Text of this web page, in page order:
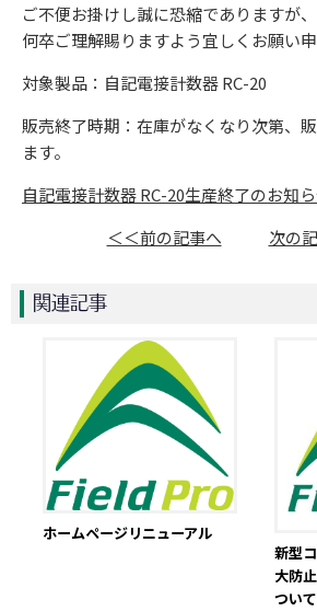
ご不便お掛けし誠に恐縮でありますが
何卒ご理解賜りますよう宜しくお願い申
対象製品：自記電接計数器 RC-20
販売終了時期：在庫がなくなり次第、
ます。
自記電接計数器 RC-20生産終了のお知
＜＜前の記事へ
次の
関連記事
ホームページリニューアル
新型
大防
ついて